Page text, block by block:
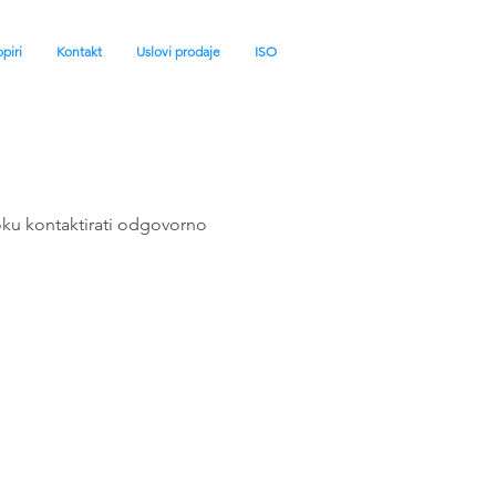
Kontakt Uslovi prodaje ISO
kontaktirati odgovorno